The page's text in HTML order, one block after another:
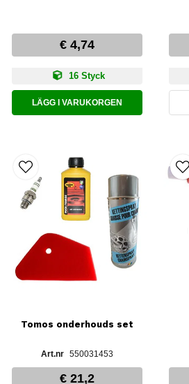
€ 4,74
16 Styck
LÄGG I VARUKORGEN
Tomos onderhouds set
550031453
€ 21,2